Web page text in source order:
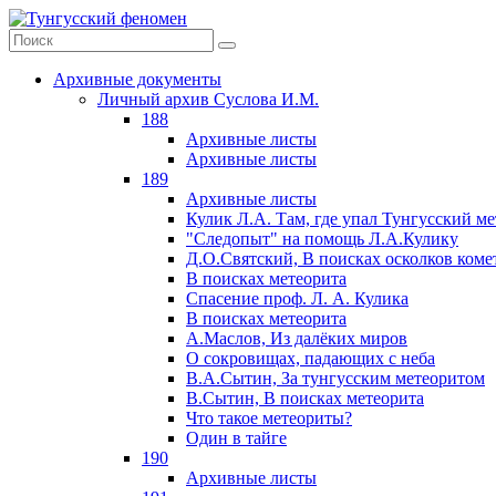
Архивные документы
Личный архив Суслова И.М.
188
Архивные листы
Архивные листы
189
Архивные листы
Кулик Л.А. Там, где упал Тунгусский
"Следопыт" на помощь Л.А.Кулику
Д.О.Святский, В поисках осколков
В поисках метеорита
Спасение проф. Л. А. Кулика
В поисках метеорита
А.Маслов, Из далёких миров
О сокровищах, падающих с неба
В.А.Сытин, За тунгусским метеоритом
В.Сытин, В поисках метеорита
Что такое метеориты?
Один в тайге
190
Архивные листы